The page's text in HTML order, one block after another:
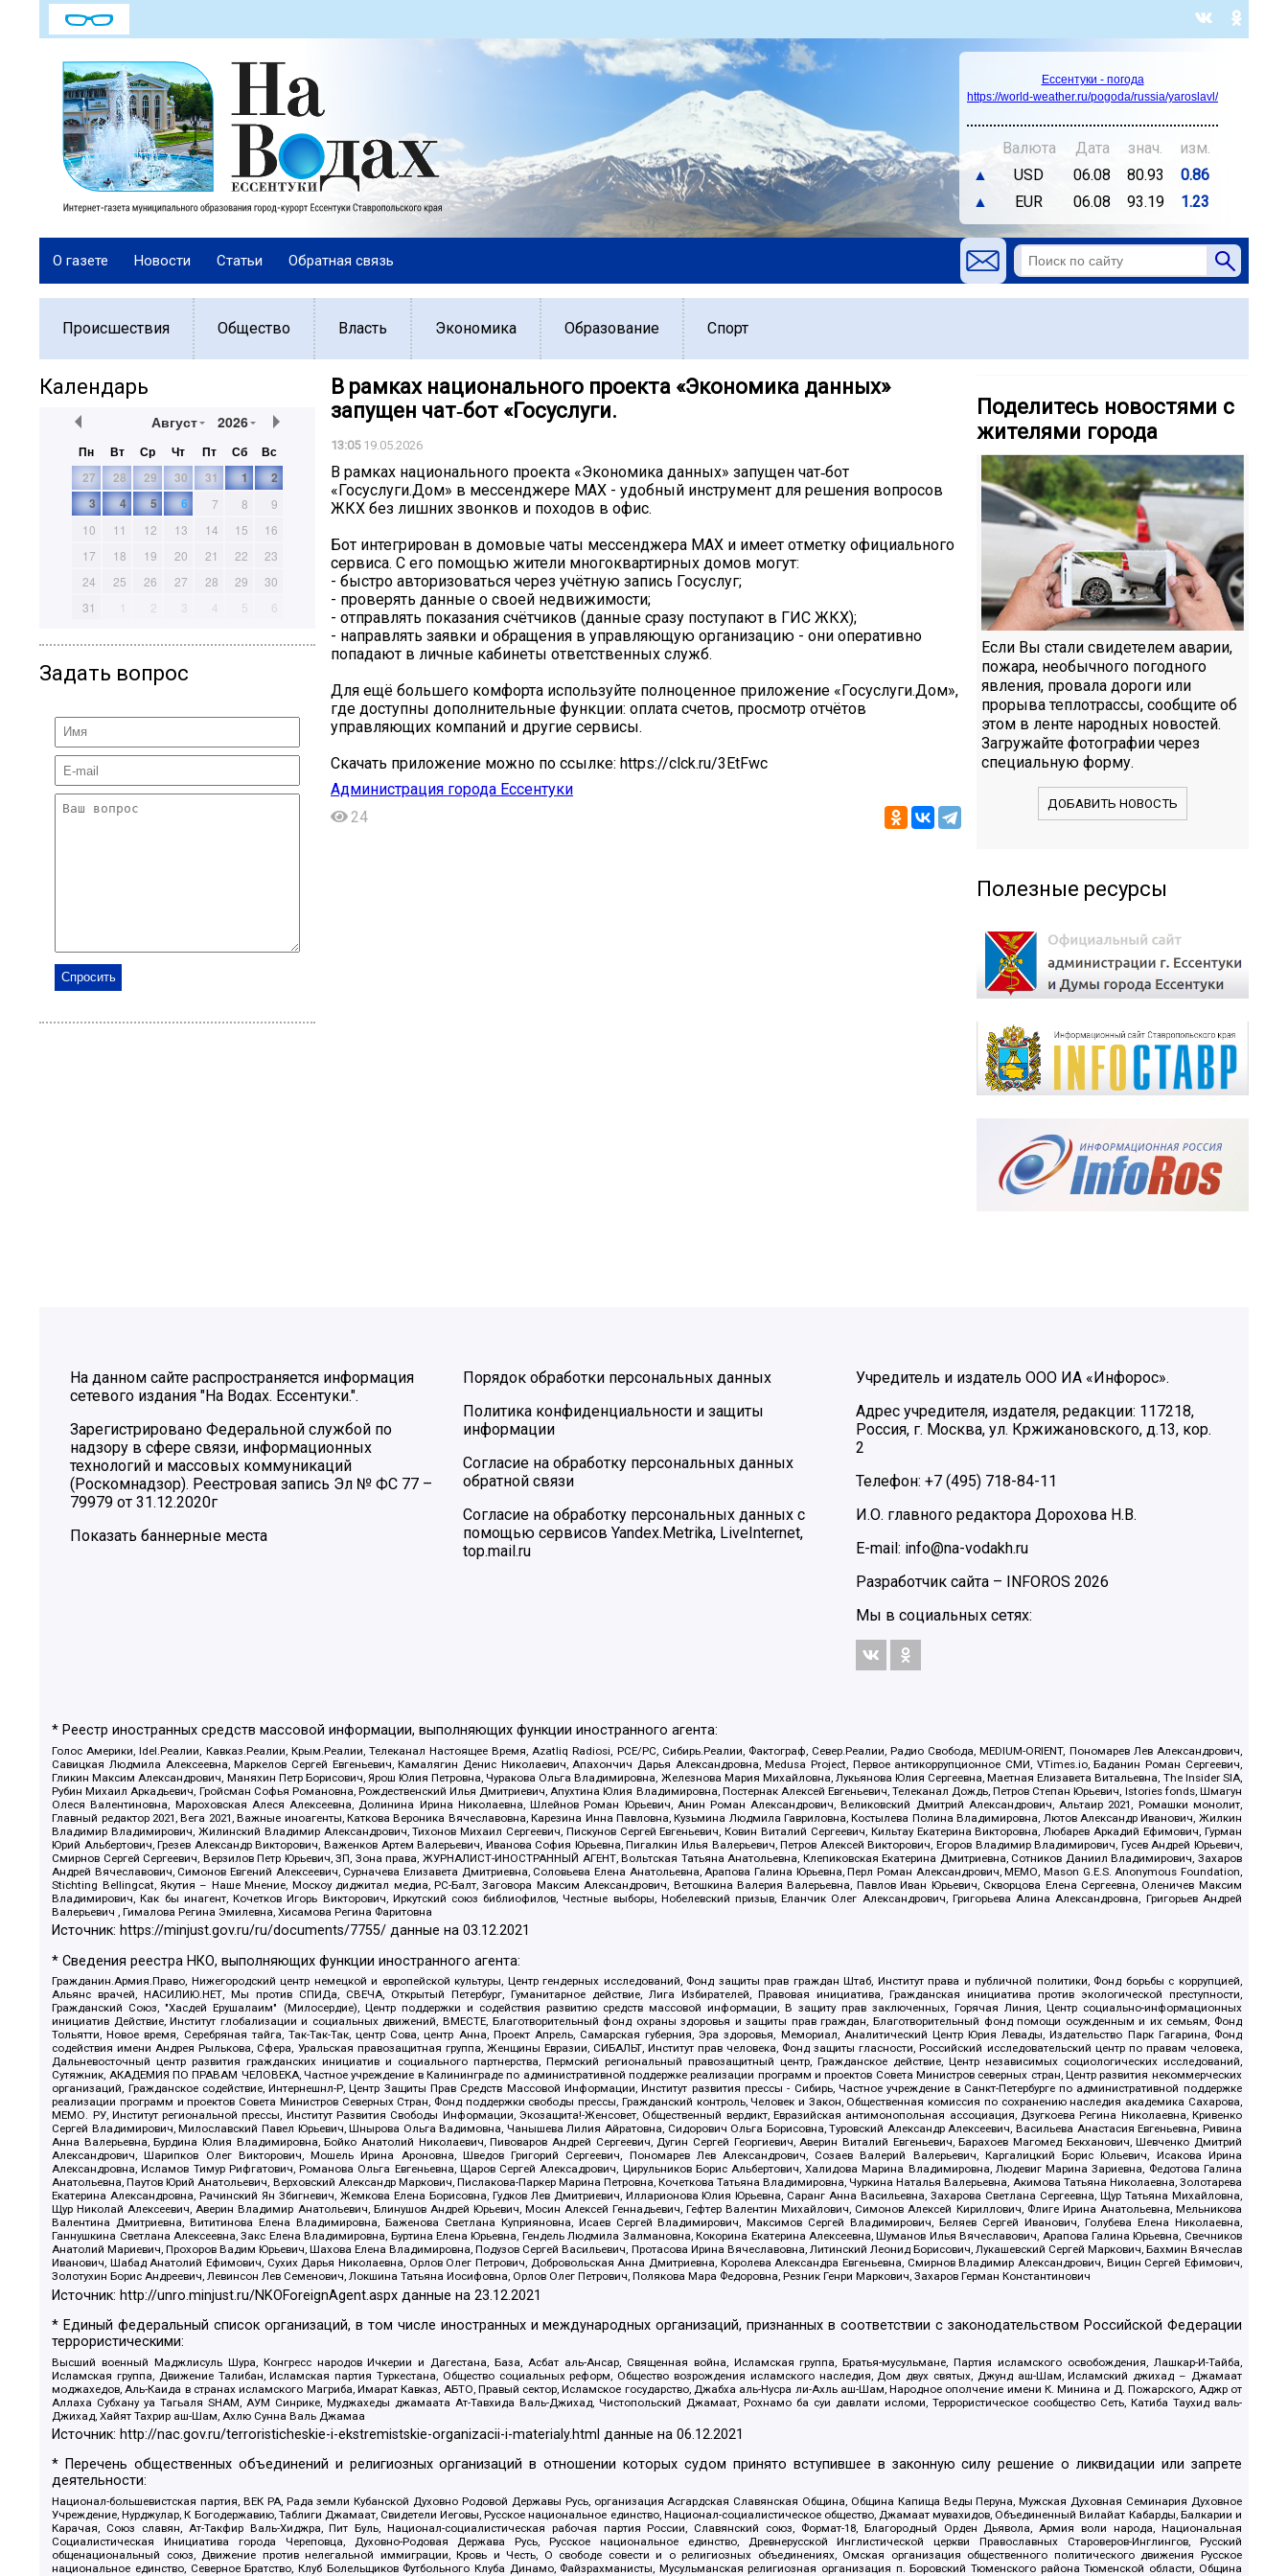
Ессентуки - погода
https://world-weather.ru/pogoda/russia/yaroslavl/
Валюта Дата знач.
изм.
▲
USD 06.08 80.93
0.86
▲
EUR 06.08 93.19 1.23
О газете Новости Статьи Обратная связь
Происшествия Общество Власть Экономика Образование Спорт
Календарь
Август 2026
Пн Вт Ср Чт Пт Сб
Вс
27
28 29 30 31 1
2
3
4 5 6 7 8
9
10
11 12 13 14 15
16
17
18 19 20 21 22
23
24
25 26 27 28 29
30
31
1 2 3 4 5 6
Задать вопрос
В рамках национального проекта «Экономика данных»
запущен чат‑бот «Госуслуги.
13:0519.05.2026
В рамках национального проекта «Экономика данных» запущен чат‑бот
«Госуслуги.Дом» в мессенджере MAX - удобный инструмент для решения вопросов
ЖКХ без лишних звонков и походов в офис.
Бот интегрирован в домовые чаты мессенджера MAX и имеет отметку официального
сервиса. С его помощью жители многоквартирных домов могут:
- быстро авторизоваться через учётную запись Госуслуг;
- проверять данные о своей недвижимости;
- отправлять показания счётчиков (данные сразу поступают в ГИС ЖКХ);
- направлять заявки и обращения в управляющую организацию - они оперативно
попадают в личные кабинеты ответственных служб.
Для ещё большего комфорта используйте полноценное приложение «Госуслуги.Дом»,
где доступны дополнительные функции: оплата счетов, просмотр отчётов
управляющих компаний и другие сервисы.
Скачать приложение можно по ссылке: https://clck.ru/3EtFwc
Администрация города Ессентуки
24
Поделитесь новостями с
жителями города
Если Вы стали свидетелем аварии,
пожара, необычного погодного
явления, провала дороги или
прорыва теплотрассы, сообщите об
этом в ленте народных новостей.
Загружайте фотографии через
специальную форму.
ДОБАВИТЬ НОВОСТЬ
Полезные ресурсы
На данном сайте распространяется информация
сетевого издания "На Водах. Ессентуки.".
Зарегистрировано Федеральной службой по
надзору в сфере связи, информационных
технологий и массовых коммуникаций
(Роскомнадзор). Реестровая запись Эл № ФС 77 –
79979 от 31.12.2020г
Показать баннерные места
Порядок обработки персональных данных
Политика конфиденциальности и защиты
информации
Согласие на обработку персональных данных
обратной связи
Согласие на обработку персональных данных с
помощью сервисов Yandex.Metrika, LiveInternet,
top.mail.ru
Учредитель и издатель ООО ИА «Инфорос».
Адрес учредителя, издателя, редакции: 117218,
Россия, г. Москва, ул. Кржижановского, д.13, кор.
2
Телефон: +7 (495) 718-84-11
И.О. главного редактора Дорохова Н.В.
E-mail: info@na-vodakh.ru
Разработчик сайта –
INFOROS 2026
Мы в социальных сетях:
* Реестр иностранных средств массовой информации, выполняющих функции иностранного агента:
Голос Америки, Idel.Реалии, Кавказ.Реалии, Крым.Реалии, Телеканал Настоящее Время, Azatliq Radiosi, PCE/PC, Сибирь.Реалии, Фактограф, Север.Реалии, Радио Свобода, MEDIUM-ORIENT, Пономарев Лев Александрович,
Савицкая Людмила Алексеевна, Маркелов Сергей Евгеньевич, Камалягин Денис Николаевич, Апахончич Дарья Александровна, Medusa Project, Первое антикоррупционное СМИ, VTimes.io, Баданин Роман Сергеевич,
Гликин Максим Александрович, Маняхин Петр Борисович, Ярош Юлия Петровна, Чуракова Ольга Владимировна, Железнова Мария Михайловна, Лукьянова Юлия Сергеевна, Маетная Елизавета Витальевна, The Insider SIA,
Рубин Михаил Аркадьевич, Гройсман Софья Романовна, Рождественский Илья Дмитриевич, Апухтина Юлия Владимировна, Постернак Алексей Евгеньевич, Телеканал Дождь, Петров Степан Юрьевич, Istories fonds, Шмагун
Олеся Валентиновна, Мароховская Алеся Алексеевна, Долинина Ирина Николаевна, Шлейнов Роман Юрьевич, Анин Роман Александрович, Великовский Дмитрий Александрович, Альтаир 2021, Ромашки монолит,
Главный редактор 2021, Вега 2021, Важные иноагенты, Каткова Вероника Вячеславовна, Карезина Инна Павловна, Кузьмина Людмила Гавриловна, Костылева Полина Владимировна, Лютов Александр Иванович, Жилкин
Владимир Владимирович, Жилинский Владимир Александрович, Тихонов Михаил Сергеевич, Пискунов Сергей Евгеньевич, Ковин Виталий Сергеевич, Кильтау Екатерина Викторовна, Любарев Аркадий Ефимович, Гурман
Юрий Альбертович, Грезев Александр Викторович, Важенков Артем Валерьевич, Иванова София Юрьевна, Пигалкин Илья Валерьевич, Петров Алексей Викторович, Егоров Владимир Владимирович, Гусев Андрей Юрьевич,
Смирнов Сергей Сергеевич, Верзилов Петр Юрьевич, ЗП, Зона права, ЖУРНАЛИСТ-ИНОСТРАННЫЙ АГЕНТ, Вольтская Татьяна Анатольевна, Клепиковская Екатерина Дмитриевна, Сотников Даниил Владимирович, Захаров
Андрей Вячеславович, Симонов Евгений Алексеевич, Сурначева Елизавета Дмитриевна, Соловьева Елена Анатольевна, Арапова Галина Юрьевна, Перл Роман Александрович, МЕМО, Mason G.E.S. Anonymous Foundation,
Stichting Bellingcat, Якутия – Наше Мнение, Москоу диджитал медиа, РС-Балт, Заговора Максим Александрович, Ветошкина Валерия Валерьевна, Павлов Иван Юрьевич, Скворцова Елена Сергеевна, Оленичев Максим
Владимирович, Как бы инагент, Кочетков Игорь Викторович, Иркутский союз библиофилов, Честные выборы, Нобелевский призыв, Еланчик Олег Александрович, Григорьева Алина Александровна, Григорьев Андрей
Валерьевич , Гималова Регина Эмилевна, Хисамова Регина Фаритовна
Источник: https://minjust.gov.ru/ru/documents/7755/ данные на03.12.2021
* Сведения реестра НКО, выполняющих функции иностранного агента:
Гражданин.Армия.Право, Нижегородский центр немецкой и европейской культуры, Центр гендерных исследований, Фонд защиты прав граждан Штаб, Институт права и публичной политики, Фонд борьбы с коррупцией,
Альянс врачей, НАСИЛИЮ.НЕТ, Мы против СПИДа, СВЕЧА, Открытый Петербург, Гуманитарное действие, Лига Избирателей, Правовая инициатива, Гражданская инициатива против экологической преступности,
Гражданский Союз, "Хасдей Ерушалаим" (Милосердие), Центр поддержки и содействия развитию средств массовой информации, В защиту прав заключенных, Горячая Линия, Центр социально-информационных
инициатив Действие, Институт глобализации и социальных движений, ВМЕСТЕ, Благотворительный фонд охраны здоровья и защиты прав граждан, Благотворительный фонд помощи осужденным и их семьям, Фонд
Тольятти, Новое время, Серебряная тайга, Так-Так-Так, центр Сова, центр Анна, Проект Апрель, Самарская губерния, Эра здоровья, Мемориал, Аналитический Центр Юрия Левады, Издательство Парк Гагарина, Фонд
содействия имени Андрея Рылькова, Сфера, Уральская правозащитная группа, Женщины Евразии, СИБАЛЬТ, Институт прав человека, Фонд защиты гласности, Российский исследовательский центр по правам человека,
Дальневосточный центр развития гражданских инициатив и социального партнерства, Пермский региональный правозащитный центр, Гражданское действие, Центр независимых социологических исследований,
Сутяжник, АКАДЕМИЯ ПО ПРАВАМ ЧЕЛОВЕКА, Частное учреждение в Калининграде по административной поддержке реализации программ и проектов Совета Министров северных стран, Центр развития некоммерческих
организаций, Гражданское содействие, Интернешнл-Р, Центр Защиты Прав Средств Массовой Информации, Институт развития прессы - Сибирь, Частное учреждение в Санкт-Петербурге по административной поддержке
реализации программ и проектов Совета Министров Северных Стран, Фонд поддержки свободы прессы, Гражданский контроль, Человек и Закон, Общественная комиссия по сохранению наследия академика Сахарова,
МЕМО. РУ, Институт региональной прессы, Институт Развития Свободы Информации, Экозащита!-Женсовет, Общественный вердикт, Евразийская антимонопольная ассоциация, Дзугкоева Регина Николаевна, Кривенко
Сергей Владимирович, Милославский Павел Юрьевич, Шнырова Ольга Вадимовна, Чанышева Лилия Айратовна, Сидорович Ольга Борисовна, Туровский Александр Алексеевич, Васильева Анастасия Евгеньевна, Ривина
Анна Валерьевна, Бурдина Юлия Владимировна, Бойко Анатолий Николаевич, Пивоваров Андрей Сергеевич, Дугин Сергей Георгиевич, Аверин Виталий Евгеньевич, Барахоев Магомед Бекханович, Шевченко Дмитрий
Александрович, Шарипков Олег Викторович, Мошель Ирина Ароновна, Шведов Григорий Сергеевич, Пономарев Лев Александрович, Созаев Валерий Валерьевич, Каргалицкий Борис Юльевич, Исакова Ирина
Александровна, Исламов Тимур Рифгатович, Романова Ольга Евгеньевна, Щаров Сергей Алексадрович, Цирульников Борис Альбертович, Халидова Марина Владимировна, Людевиг Марина Зариевна, Федотова Галина
Анатольевна, Паутов Юрий Анатольевич, Верховский Александр Маркович, Пислакова-Паркер Марина Петровна, Кочеткова Татьяна Владимировна, Чуркина Наталья Валерьевна, Акимова Татьяна Николаевна, Золотарева
Екатерина Александровна, Рачинский Ян Збигневич, Жемкова Елена Борисовна, Гудков Лев Дмитриевич, Илларионова Юлия Юрьевна, Саранг Анна Васильевна, Захарова Светлана Сергеевна, Щур Татьяна Михайловна,
Щур Николай Алексеевич, Аверин Владимир Анатольевич, Блинушов Андрей Юрьевич, Мосин Алексей Геннадьевич, Гефтер Валентин Михайлович, Симонов Алексей Кириллович, Флиге Ирина Анатольевна, Мельникова
Валентина Дмитриевна, Вититинова Елена Владимировна, Баженова Светлана Куприяновна, Исаев Сергей Владимирович, Максимов Сергей Владимирович, Беляев Сергей Иванович, Голубева Елена Николаевна,
Ганнушкина Светлана Алексеевна, Закс Елена Владимировна, Буртина Елена Юрьевна, Гендель Людмила Залмановна, Кокорина Екатерина Алексеевна, Шуманов Илья Вячеславович, Арапова Галина Юрьевна, Свечников
Анатолий Мариевич, Прохоров Вадим Юрьевич, Шахова Елена Владимировна, Подузов Сергей Васильевич, Протасова Ирина Вячеславовна, Литинский Леонид Борисович, Лукашевский Сергей Маркович, Бахмин Вячеслав
Иванович, Шабад Анатолий Ефимович, Сухих Дарья Николаевна, Орлов Олег Петрович, Добровольская Анна Дмитриевна, Королева Александра Евгеньевна, Смирнов Владимир Александрович, Вицин Сергей Ефимович,
Золотухин Борис Андреевич, Левинсон Лев Семенович, Локшина Татьяна Иосифовна, Орлов Олег Петрович, Полякова Мара Федоровна, Резник Генри Маркович, Захаров Герман Константинович
Источник: http://unro.minjust.ru/NKOForeignAgent.aspx данные на23.12.2021
* Единый федеральный список организаций, в том числе иностранных и международных организаций, признанных в соответствии с законодательством Российской Федерации
террористическими:
Высший военный Маджлисуль Шура, Конгресс народов Ичкерии и Дагестана, База, Асбат аль-Ансар, Священная война, Исламская группа, Братья-мусульмане, Партия исламского освобождения, Лашкар-И-Тайба,
Исламская группа, Движение Талибан, Исламская партия Туркестана, Общество социальных реформ, Общество возрождения исламского наследия, Дом двух святых, Джунд аш-Шам, Исламский джихад – Джамаат
моджахедов, Аль-Каида в странах исламского Магриба, Имарат Кавказ, АБТО, Правый сектор, Исламское государство, Джабха аль-Нусра ли-Ахль аш-Шам, Народное ополчение имени К. Минина и Д. Пожарского, Аджр от
Аллаха Субхану уа Тагьаля SHAM, АУМ Синрике, Муджахеды джамаата Ат-Тавхида Валь-Джихад, Чистопольский Джамаат, Рохнамо ба суи давлати исломи, Террористическое сообщество Сеть, Катиба Таухид валь-
Джихад, Хайят Тахрир аш-Шам, Ахлю Сунна Валь Джамаа
Источник: http://nac.gov.ru/terroristicheskie-i-ekstremistskie-organizacii-i-materialy.html данные на06.12.2021
* Перечень общественных объединений и религиозных организаций в отношении которых судом принято вступившее в законную силу решение о ликвидации или запрете
деятельности:
Национал-большевистская партия, ВЕК РА, Рада земли Кубанской Духовно Родовой Державы Русь, организация Асгардская Славянская Община, Община Капища Веды Перуна, Мужская Духовная Семинария Духовное
Учреждение, Нурджулар, К Богодержавию, Таблиги Джамаат, Свидетели Иеговы, Русское национальное единство, Национал-социалистическое общество, Джамаат мувахидов, Объединенный Вилайат Кабарды, Балкарии и
Карачая, Союз славян, Ат-Такфир Валь-Хиджра, Пит Буль, Национал-социалистическая рабочая партия России, Славянский союз, Формат-18, Благородный Орден Дьявола, Армия воли народа, Национальная
Социалистическая Инициатива города Череповца, Духовно-Родовая Держава Русь, Русское национальное единство, Древнерусской Инглистической церкви Православных Староверов-Инглингов, Русский
общенациональный союз, Движение против нелегальной иммиграции, Кровь и Честь, О свободе совести и о религиозных объединениях, Омская организация общественного политического движения Русское
национальное единство, Северное Братство, Клуб Болельщиков Футбольного Клуба Динамо, Файзрахманисты, Мусульманская религиозная организация п. Боровский Тюменского района Тюменской области, Община